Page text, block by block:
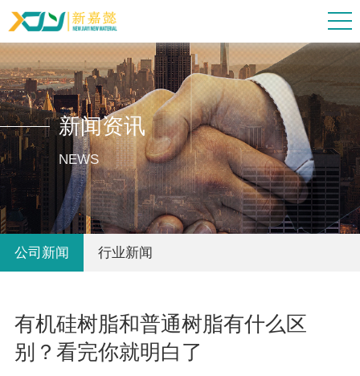
新闻资讯
NEWS
公司新闻 行业新闻
有机硅树脂和普通树脂有什么区
别？看完你就明白了